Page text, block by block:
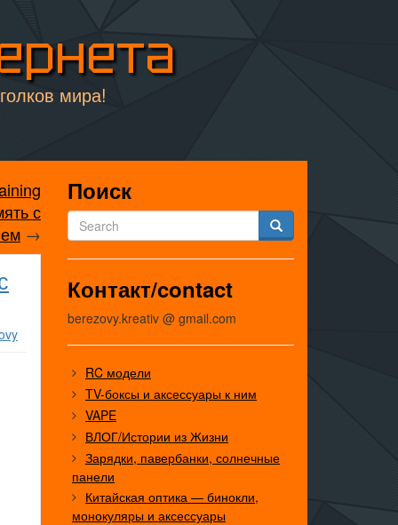
мира!
с
→
Поиск
Контакт/contact
berezovy.kreativ @ gmail.com
RC модели
TV-боксы и аксессуары к ним
VAPE
ВЛОГ/Истории из Жизни
Зарядки, павербанки, солнечные
панели
Китайская оптика — бинокли,
монокуляры и аксессуары